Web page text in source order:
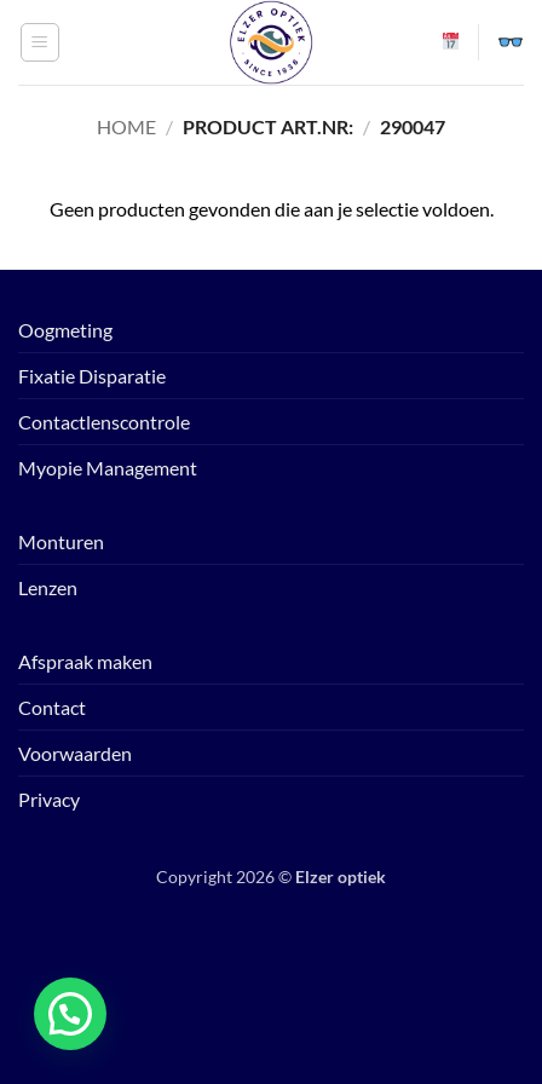
naar
HOME / PRODUCT ART.NR: / 290047
Geen producten gevonden die aan je selectie voldoen.
Oogmeting
Fixatie Disparatie
Contactlenscontrole
Myopie Management
Monturen
Lenzen
Afspraak maken
Contact
Voorwaarden
Privacy
Copyright 2026 © Elzer optiek